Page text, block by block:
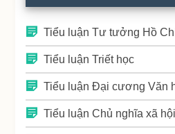
Tiểu luận Tư tưởng Hồ
Tiểu luận Triết học
Tiểu luận Đại cương Văn
Tiểu luận Chủ nghĩa xã